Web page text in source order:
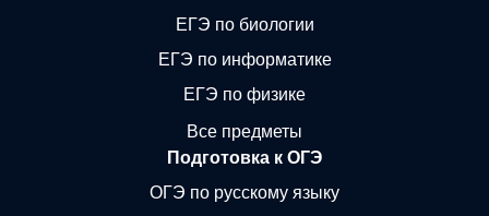
ЕГЭ по биологии
ЕГЭ по информатике
ЕГЭ по физике
Все предметы
Подготовка к ОГЭ
ОГЭ по русскому языку